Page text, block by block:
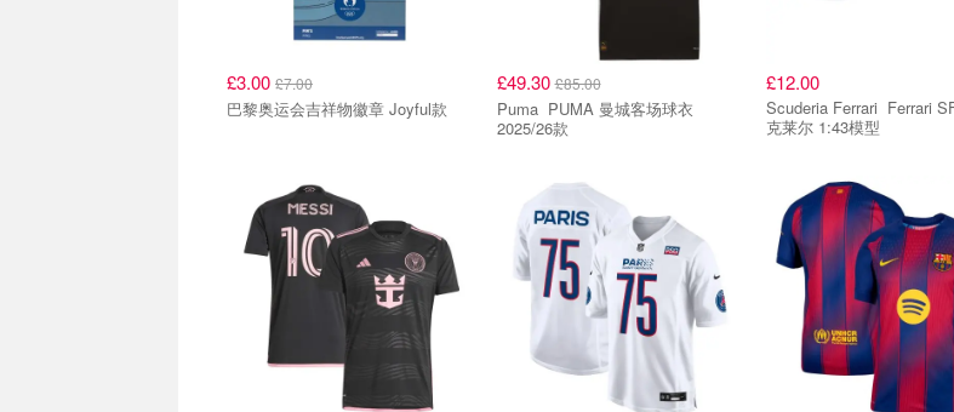
£3.00 £7.00
巴黎奥运会吉祥物徽章 Joyful款
£49.30£85.00
Puma PUMA 曼城客场球衣
2025/26款
£12.00
Scuderia Ferrari Ferrari SF-24 勒
克莱尔 1:43模型